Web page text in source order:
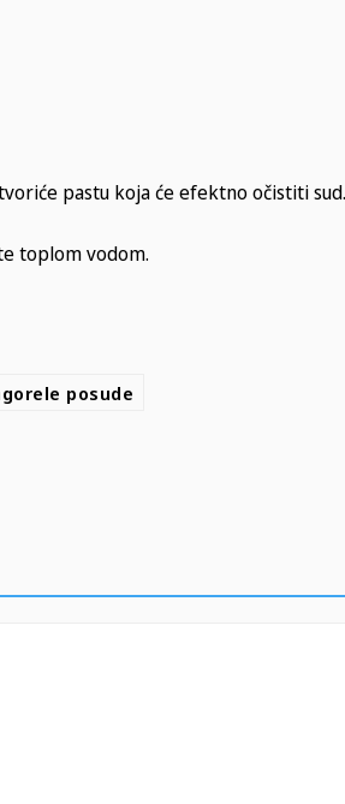
pastu koja će efektno očistiti sud.
toplom vodom.
posude